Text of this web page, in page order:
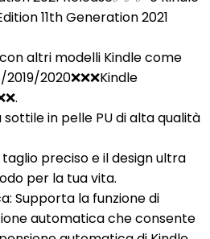
11th Generation 2021
altri modelli Kindle come
2020❌❌❌Kindle
in pelle PU di alta qualità
taglio preciso e il design ultra
per la tua vita.
Supporta la funzione di
automatica che consente